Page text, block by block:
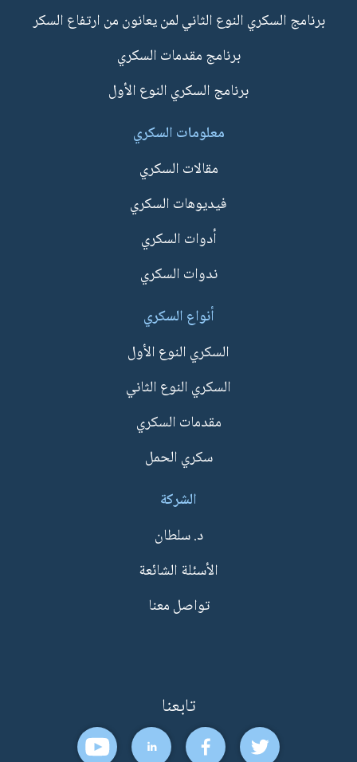
برنامج السكري النوع الثاني لمن يعانون من ارتفاع السكر
برنامج مقدمات السكري
برنامج السكري النوع الأول
معلومات السكري
مقالات السكري
فيديوهات السكري
أدوات السكري
ندوات السكري
أنواع السكري
السكري النوع الأول
السكري النوع الثاني
مقدمات السكري
سكري الحمل
الشركة
د. سلطان
الأسئلة الشائعة
تواصل معنا
تابعنا